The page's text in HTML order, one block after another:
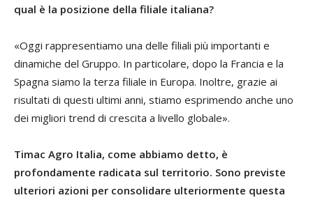
qual è la posizione della filiale italiana?
«Oggi rappresentiamo una delle filiali più importanti e
dinamiche del Gruppo. In particolare, dopo la Francia e la
Spagna siamo la terza filiale in Europa. Inoltre, grazie ai
risultati di questi ultimi anni, stiamo esprimendo anche uno
dei migliori trend di crescita a livello globale».
Timac Agro Italia, come abbiamo detto, è
profondamente radicata sul territorio. Sono previste
ulteriori azioni per consolidare ulteriormente questa